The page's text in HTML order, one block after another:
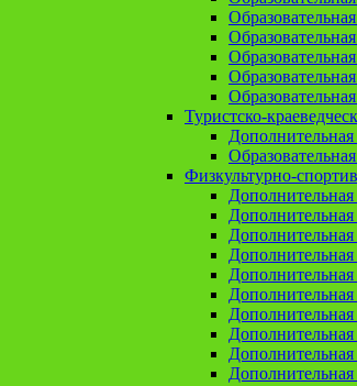
Туристско-
Физкультурно-